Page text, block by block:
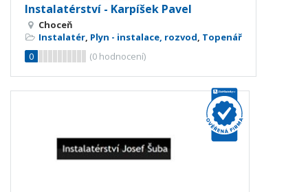
Instalatérství - Karpíšek Pavel
Choceň
Instalatér, Plyn - instalace, rozvod, Topenář
0
(0 hodnocení)